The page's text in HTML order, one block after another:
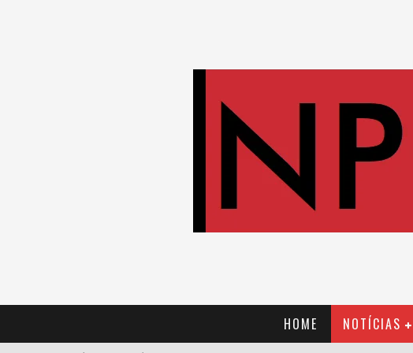
HOME NOTÍCIAS